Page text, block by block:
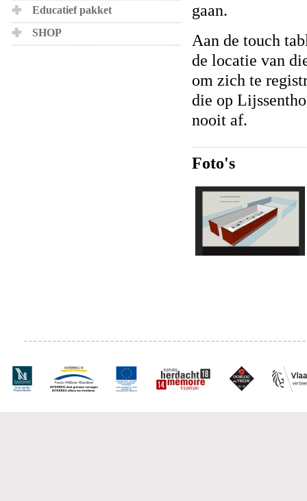
Educatief pakket
SHOP
gaan.
Aan de touch
de locatie van
om zich te
die op
nooit af.
Foto's